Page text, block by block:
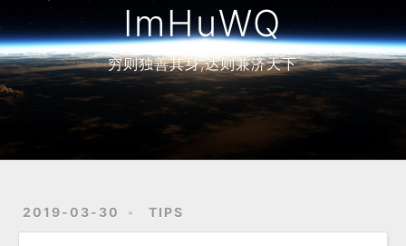
ImHuWQ
穷则独善其身,达则兼济天下
2019-03-30 TIPS